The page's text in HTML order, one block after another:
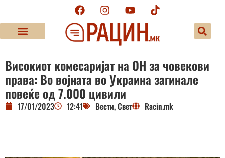
Високиот комесаријат на ОН за човекови
права: Во војната во Украина загинале
повеќе од 7.000 цивили
17/01/2023 12:41 Вести,Свет Racin.mk